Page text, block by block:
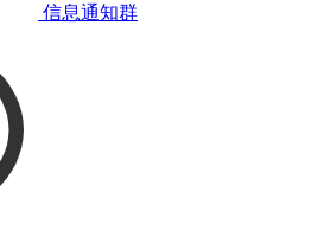
信息通知群